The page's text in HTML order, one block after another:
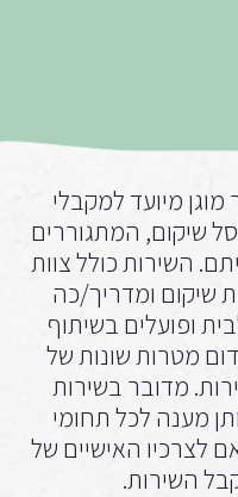
מוגן מיועד למקבלי
שיקום, המתגוררים
השירות כולל צוות
שיקום ומדריך/כה
ופועלים בשיתוף
מטרות שונות של
מדובר בשירות
מענה לכל תחומי
לצרכיו האישיים של
השירות.